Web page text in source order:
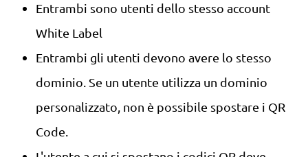
Entrambi sono utenti dello stesso account
White Label
Entrambi gli utenti devono avere lo stesso
dominio. Se un utente utilizza un dominio
personalizzato, non è possibile spostare i QR
Code.